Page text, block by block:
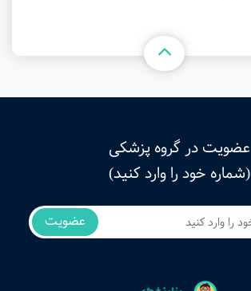
عضویت در گروه پزشکی
(شماره خود را وارد کنید)
عضویت